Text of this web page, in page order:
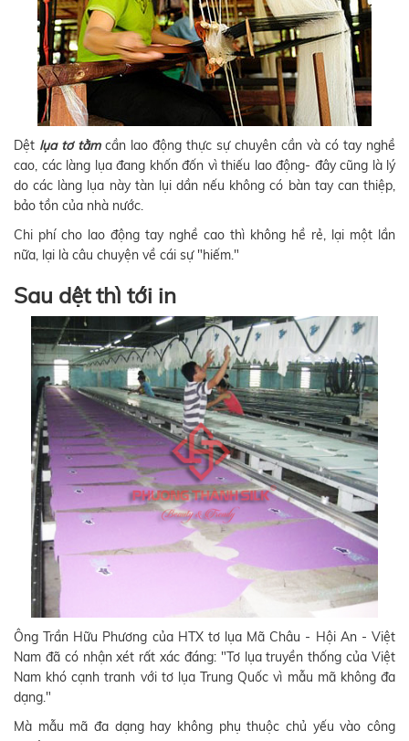
Dệt lụa tơ tằmcần lao động thực sự chuyên cần và có tay nghề
cao, các làng lụa đang khốn đốn vì thiếu lao động- đây cũng là lý
do các làng lụa này tàn lụi dần nếu không có bàn tay can thiệp,
bảo tồn của nhà nước.
Chi phí cho lao động tay nghề cao thì không hề rẻ, lại một lần
nữa, lại là câu chuyện về cái sự "hiếm."
Sau dệt thì tới in
Ông Trần Hữu Phương của HTX tơ lụa Mã Châu - Hội An - Việt
Nam đã có nhận xét rất xác đáng: "Tơ lụa truyền thống của Việt
Nam khó cạnh tranh với tơ lụa Trung Quốc vì mẫu mã không đa
dạng."
Mà mẫu mã đa dạng hay không phụ thuộc chủ yếu vào công